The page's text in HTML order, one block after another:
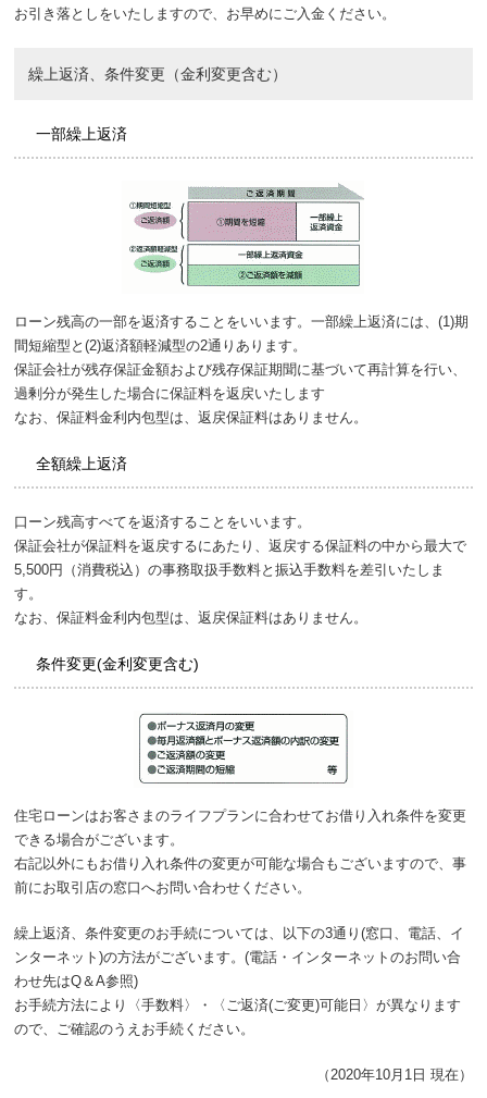
お引き落としをいたしますので、お早めにご入金ください。
繰上返済、条件変更（金利変更含む）
一部繰上返済
ローン残高の一部を返済することをいいます。一部繰上返済には、(1)期
間短縮型と(2)返済額軽減型の2通りあります。
保証会社が残存保証金額および残存保証期聞に基づいて再計算を行い、
過剰分が発生した場合に保証料を返戻いたします
なお、保証料金利内包型は、返戻保証料はありません。
全額繰上返済
口ーン残高すべてを返済することをいいます。
保証会社が保証料を返戻するにあたり、返戻する保証料の中から最大で
5,500円（消費税込）の事務取扱手数料と振込手数料を差引いたしま
す。
なお、保証料金利内包型は、返戻保証料はありません。
条件変更(金利変更含む)
住宅ローンはお客さまのライフプランに合わせてお借り入れ条件を変更
できる場合がございます。
右記以外にもお借り入れ条件の変更が可能な場合もございますので、事
前にお取引店の窓口へお問い合わせください。
繰上返済、条件変更のお手続については、以下の3通り(窓口、電話、イ
ンターネット)の方法がございます。(電話・インターネットのお問い合
わせ先はQ＆A参照)
お手続方法により〈手数料〉・〈ご返済(ご変更)可能日〉が異なります
ので、ご確認のうえお手続ください。
（2020年10月1日 現在）